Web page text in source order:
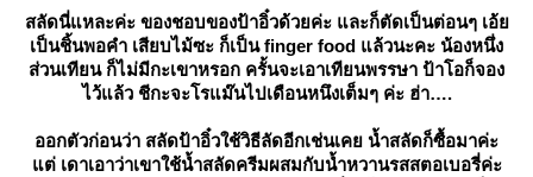
สลัดนี่แหละค่ะ ของชอบของป้าอิ๋วด้วยค่ะ และก็ตัดเป็นต่อนๆ เอ้
เป็นชิ้นพอคำ เสียบไม้ซะ ก็เป็น finger food แล้วนะคะ น้องหนึ่ง
ส่วนเทียน ก็ไม่มีกะเขาหรอก ครั้นจะเอาเทียนพรรษา ป้าโอก็จอง
ไว้แล้ว ชีกะจะโรแม๊นไปเดือนหนึงเต็มๆ ค่ะ ฮ่า….
ออกตัวก่อนว่า สลัดป้าอิ๋วใช้วิธีลัดอีกเช่นเคย น้ำสลัดก็ซื้อมาค่ะ
ต่ เดาเอาว่าเขาใช้น้ำสลัดครีมผสมกับน้ำหวานรสสตอเบอรี่ค่ะ